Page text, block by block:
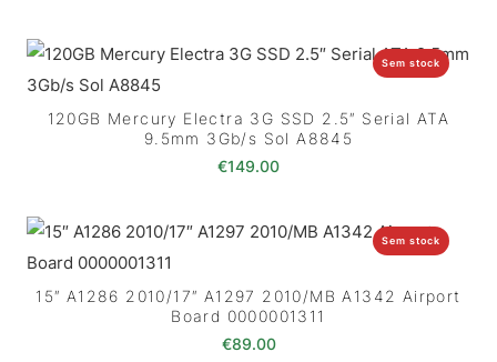
Sem stock
120GB Mercury Electra 3G SSD 2.5″ Serial ATA
9.5mm 3Gb/s Sol A8845
€149.00
Sem stock
15″ A1286 2010/17″ A1297 2010/MB A1342 Airport
Board 0000001311
€89.00